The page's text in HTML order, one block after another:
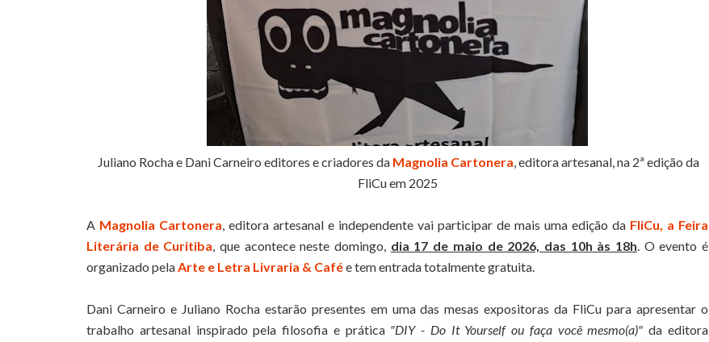
Juliano Rocha e Dani Carneiro editores e criadores da Magnolia Cartonera, editora artesanal, na 2ª edição da
FliCu em 2025
A Magnolia Cartonera, editora artesanal e independente vai participar de mais uma edição da FliCu, a Feira
Literária de Curitiba, que acontece neste domingo, dia 17 de maio de 2026, das 10h às 18h. O evento é
organizado pelaArte e Letra Livraria & Cafée tem entrada totalmente gratuita.
Dani Carneiro e Juliano Rocha estarão presentes em uma das mesas expositoras da FliCu para apresentar o
trabalho artesanal inspirado pela filosofia e prática "DIY - Do It Yourself ou faça você mesmo(a)" da editora